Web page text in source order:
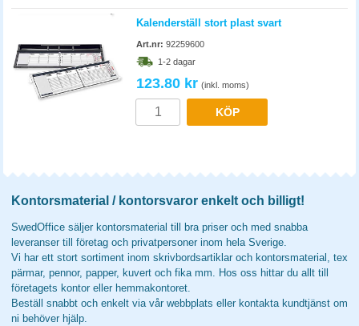
Kalenderställ stort plast svart
Art.nr: 92259600
1-2 dagar
123.80 kr (inkl. moms)
KÖP
Kontorsmaterial / kontorsvaror enkelt och billigt!
SwedOffice säljer kontorsmaterial till bra priser och med snabba
leveranser till företag och privatpersoner inom hela Sverige.
Vi har ett stort sortiment inom skrivbordsartiklar och kontorsmaterial, tex
pärmar, pennor, papper, kuvert och fika mm. Hos oss hittar du allt till
företagets kontor eller hemmakontoret.
Beställ snabbt och enkelt via vår webbplats eller kontakta kundtjänst om
ni behöver hjälp.